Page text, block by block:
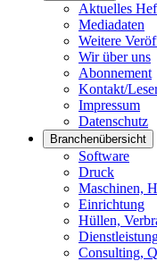
Aktuelles
Mediadaten
Weitere
Wir über uns
Abonnement
Kontakt/
Impressum
Datenschutz
Branchenübersicht
Software
Druck
Maschinen,
Einrichtung
Hüllen,
Consulting,